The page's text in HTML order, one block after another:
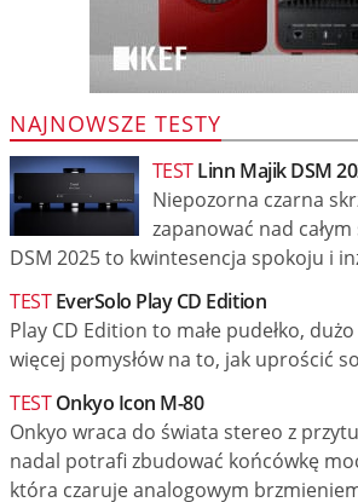
NAJNOWSZE TESTY
TESTLinn Majik DSM
Niepozorna czarna
zapanować nad
DSM 2025 to kwintesencja spokoju i
TESTEverSolo Play CD Edition
Play CD Edition to małe pudełko,
więcej pomysłów na to, jak uprościć
TESTOnkyo Icon M-80
Onkyo wraca do świata stereo z
nadal potrafi zbudować końcówkę
która czaruje analogowym